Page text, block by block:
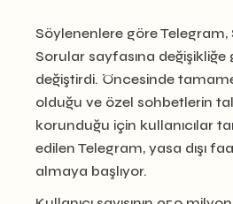
Söylenenlere göre Telegram,
Sorular sayfasına
değiştirdi. Öncesinde
olduğu ve özel sohbetlerin
korunduğu için kullanıcılar
edilen Telegram, yasa dışı
almaya başlıyor.